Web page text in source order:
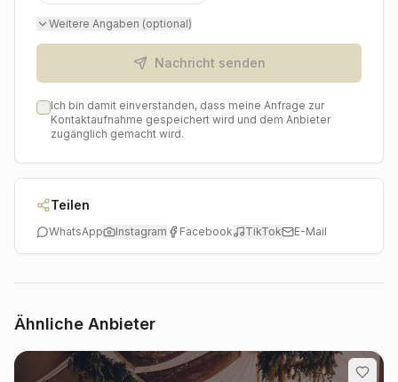
Weitere Angaben (optional)
Nachricht senden
Ich bin damit einverstanden, dass meine Anfrage zur
Kontaktaufnahme gespeichert wird und dem Anbieter
zugänglich gemacht wird.
Teilen
WhatsApp Instagram Facebook TikTok E-Mail
Ähnliche Anbieter